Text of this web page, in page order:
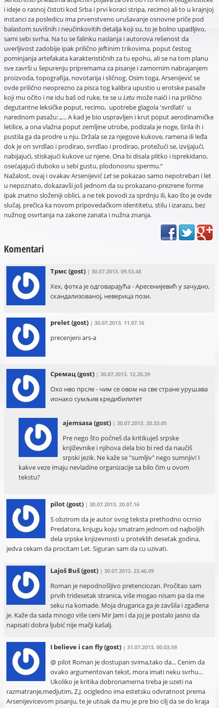
i ideje o rasnoj čistoti kod Srba i prvi koraci stripa, recimo) ali to u krajnjoj
instanci za posledicu ima prvenstveno urušavanje osnovne priče pod
balastom suvišnih i neučinkovitih detalja koji su, to je bolno upadljivo,
sami sebi svrha. Na tu se falinku naslanja i autorova rešenost da
uverljivost zadobije ipak prilično jeftinim trikovima, poput čestog
pominjanja artefakata karakterističnih za tu epohu, ali se na tom planu
sve završi u šepurenju pripremama za pisanje i zamornim nabrajanjem
proizvoda, topografija, novotarija i sličnog. Osim toga, Arsenijević se
ovde prilično neoprezno za pisca tog kalibra upustio u erotske pasaže
koji mu očito i ne idu baš od ruke, te se u Letu može naići i na prilično
degutantne leksičke poput, recimo, upotrebe glagola 'svrdlati' u
narednom pasažu: „... A kad je bio uspravljen i krut poput aerodinamičke
letilice, a ona vlažna poput zemljine utrobe, podizala je noge, širila ih i
pustila ga da prodre u nju. Držala se za njegove kukove, ramena ili leđa
dok je on svrdlao i prodirao, svrdlao i prodirao, protežući se, izvijajući,
nabijajući, stiskajući kukove uz njene. Ona bi disala plitko i isprekidano,
osećajajući duboko u sebi gustu, plodonosnu spermu.“
Nažalost, ovaj i ovakav ArsenijevićLetse pokazao samo nepotreban i let
u nepoznato, dokazavši još jednom da su prokazano-prezrene forme
ipak znatno složeniji oblici, a ne tek povodi za sprdnju ili, kao što je ovde
slučaj, prečica ka novom pripovedačkom identitetu, stilu i izarazu, bez
nužnog osvrtanja na zakone zanata i nužna znanja.
Komentari
Трмс (gost) | 30.07.2013. 09.53.48
Хех, фотка је одговарајућа - Аресенијевић у зачудно,
скандализованој, неверица пози.
prelet(gost) | 30.07.2013. 11.07.16
precenjeni ars-a
Сремац(gost) | 30.07.2013. 12.20.39
Охо нво прсле - чим се овом на све стране урушава
ионако сумљив кредибилитет
ajemsasa (gost) | 30.07.2013. 20.33.05
Pre nego što počneš da kritikuješ srpske
književnike i njihova dela bio bi red da naučiš
srpski jezik. Ne kaže se "sumljiv" nego sumnjiv! I
kakve veze imaju nevladine organizacije sa bilo čim u ovom
tekstu?
pilot(gost) | 30.07.2013. 20.07.16
S obzirom da je autor ovog teksta prethodno ocrnio
Predatora, knjugu koju smatram jednom od najboljih
dela srpske knjizevnosti u proteklih desetak godina,
jedva cekam da procitam Let. Siguran sam da cu uzivati.
Lajoš Buš(gost) | 30.07.2013. 23.46.09
Roman je nepodnošljivo pretenciozan. Pročitao sam
prvih tridesetak stranica, više mogao nisam pa da me
seku na komade. Moja drugarica ga je zavšila i zgađena
je. Kaže da sada mnogo više ceni Mir Jam i da joj je postalo jasno da
napisati dobra ljubić nije mačji kašalj.
I believe i can fly(gost) | 31.07.2013. 00.03.59
@ pilot Roman je dostupan svima,tako da... Cenim da
ovako argumentovan tekst, mora imati neku svrhu...
Ukoliko je kritika dobronamerna treba je uzeti na
razmatranje,medjutim, Z.J. ocigledno ima estetsku odvratnost prema
Arsenijevicevom pisanju, te je utisak da mu je pre bio cilj da se do kraja